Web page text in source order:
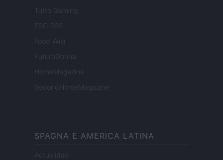
Tutto Gaming
ESG 365
Food Wiki
FuturoDonna
HomeMagazine
SecondHomeMagazine
SPAGNA E AMERICA LATINA
Actualidad